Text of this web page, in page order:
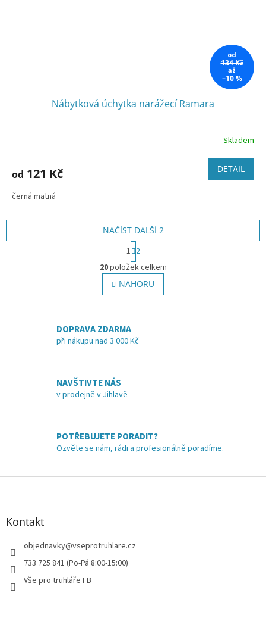
od
134 Kč
až
–10 %
Nábytková úchytka narážecí Ramara
Skladem
od 121 Kč DETAIL
černá matná
O
v
l
á
í
p
i
s
NAČÍST DALŠÍ 2
S
t
r
á
n
k
n
í
1 2
20položek celkem
NAHORU
DOPRAVA ZDARMA
při nákupu nad 3 000 Kč
NAVŠTIVTE NÁS
v prodejně v Jihlavě
POTŘEBUJETE PORADIT?
Ozvěte se nám, rádi a profesionálně poradíme.
Z
Kontakt
objednavky@vseprotruhlare.cz
733 725 841 (Po-Pá 8:00-15:00)
Vše pro truhláře FB